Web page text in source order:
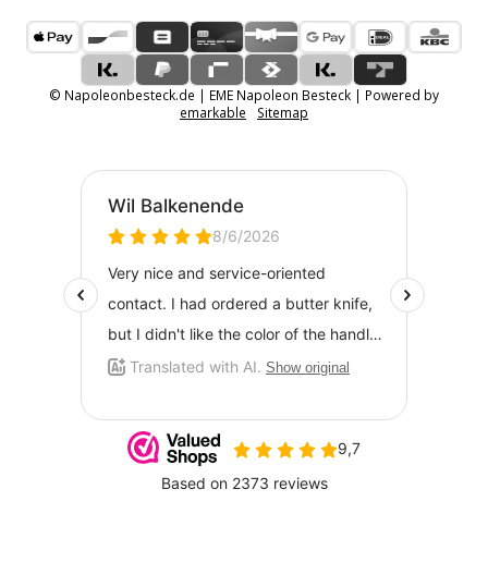
© Napoleonbesteck.de | EME Napoleon Besteck | Powered by
emarkable
Sitemap